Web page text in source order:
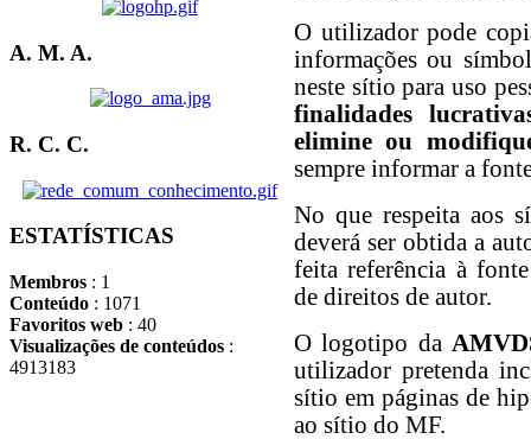
A. M. A.
R. C. C.
ESTATÍSTICAS
Membros : 1
Conteúdo : 1071
Favoritos web : 40
Visualizações de conteúdos :
4913183
O utilizador pode
informações ou
neste sítio para uso
finalidades
elimine ou
sempre informar a
No que respeita aos
deverá ser obtida a
feita referência à
de direitos de autor.
O logotipo da
utilizador pretenda
sítio em páginas de
ao sítio do MF.